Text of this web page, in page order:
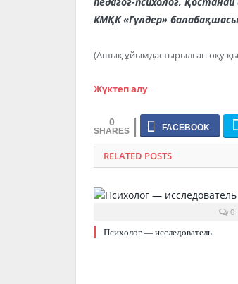
КМҚК «Гүлдер»
(Ашық ұйымдастырылған оқу
Жүктеп алу
0
RELATED POSTS
0
Психолог — исследователь